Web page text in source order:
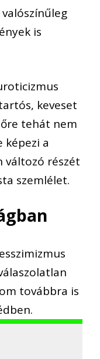
is
keveset
tehát nem
a
változó részét
szemlélet.
továbbra is